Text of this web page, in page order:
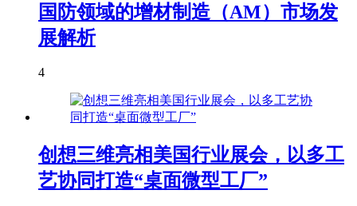
国防领域的增材制造（AM）市场发
展解析
4
创想三维亮相美国行业展会，以多工
艺协同打造“桌面微型工厂”